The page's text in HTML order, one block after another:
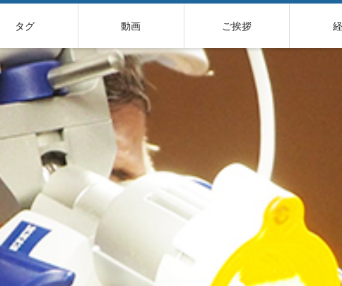
タグ 動画 ご挨拶